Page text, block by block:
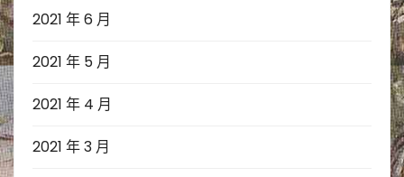
2021 年 6 月
2021 年 5 月
2021 年 4 月
2021 年 3 月